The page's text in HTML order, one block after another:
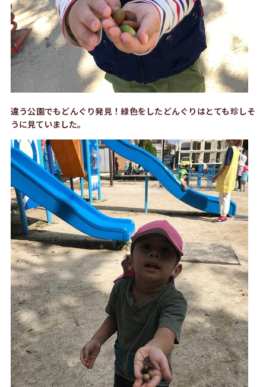
違う公園でもどんぐり発見！緑色をしたどんぐりはとても珍しそ
うに見ていました。